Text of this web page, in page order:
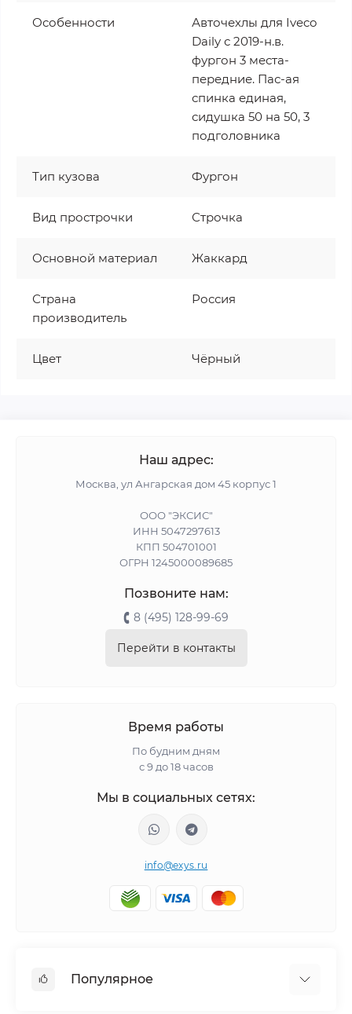
Особенности
Авточехлы для Iveco
Daily с 2019-н.в.
фургон 3 места-
передние. Пас-ая
спинка единая,
сидушка 50 на 50, 3
подголовника
Тип кузова Фургон
Вид прострочки Строчка
Основной материал Жаккард
Страна
производитель
Россия
Цвет Чёрный
Наш адрес:
Москва, ул Ангарская дом 45 корпус 1
ООО "ЭКСИС"
ИНН 5047297613
КПП 504701001
ОГРН 1245000089685
Позвоните нам:
8 (495) 128-99-69
Перейти в контакты
Время работы
По будним дням
с 9 до 18 часов
Мы в социальных сетях:
info@exys.ru
Популярное